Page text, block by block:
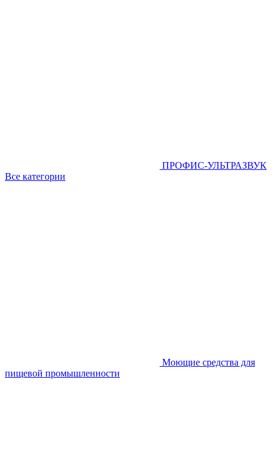
ПРОФИС-УЛЬТРАЗВУК
Все категории
Моющие средства для
пищевой промышленности